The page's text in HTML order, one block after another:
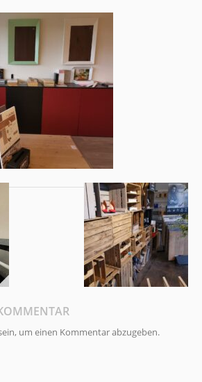
um einen Kommentar abzugeben.